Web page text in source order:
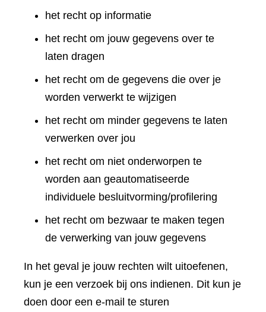
het recht op informatie
het recht om jouw gegevens over te
laten dragen
het recht om de gegevens die over je
worden verwerkt te wijzigen
het recht om minder gegevens te laten
verwerken over jou
het recht om niet onderworpen te
worden aan geautomatiseerde
individuele besluitvorming/profilering
het recht om bezwaar te maken tegen
de verwerking van jouw gegevens
In het geval je jouw rechten wilt uitoefenen,
kun je een verzoek bij ons indienen. Dit kun je
doen door een e-mail te sturen